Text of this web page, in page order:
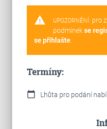
warning UPOZORNĚNÍ: pro
podmínekse
se přihlašte.
Termíny:
calendar_today Lhůta pro podání